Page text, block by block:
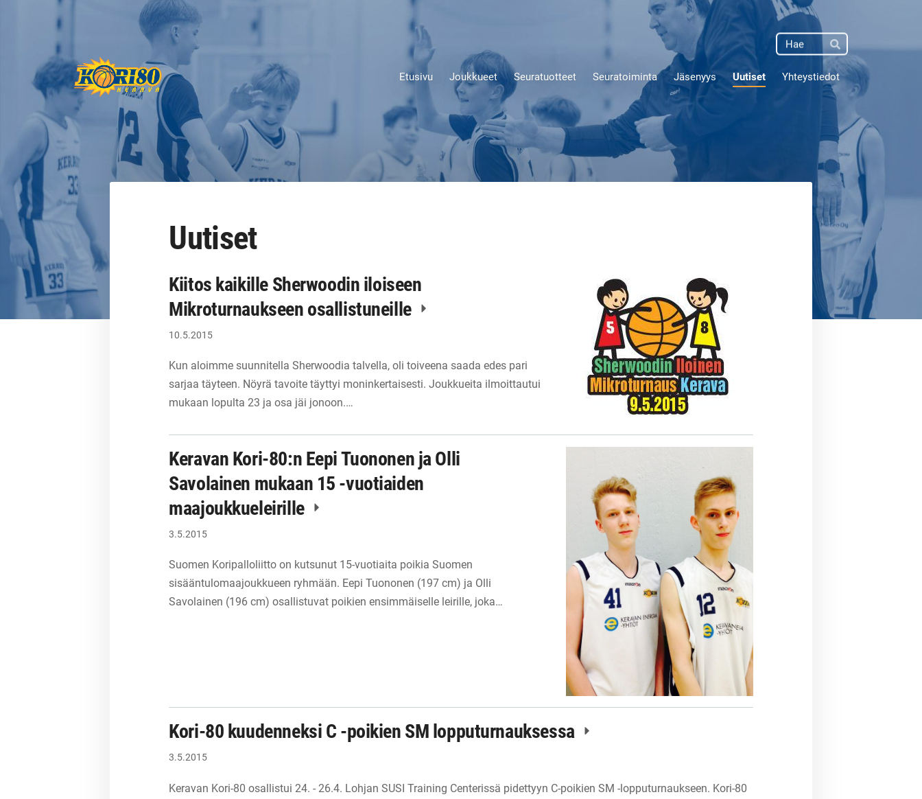
Haku
Hae
Keravan Kori-80 ry Etusivu Joukkueet Seuratuotteet Seuratoiminta Jäsenyys Uutiset Yhteystiedot
Uutiset
Kiitos kaikille Sherwoodin iloiseen
Mikroturnaukseen osallistuneille
10.5.2015
Kun aloimme suunnitella Sherwoodia talvella, oli toiveena saada edes pari
sarjaa täyteen. Nöyrä tavoite täyttyi moninkertaisesti. Joukkueita ilmoittautui
mukaan lopulta 23 ja osa jäi jonoon.…
Keravan Kori-80:n Eepi Tuononen ja Olli
Savolainen mukaan 15 -vuotiaiden
maajoukkueleirille
3.5.2015
Suomen Koripalloliitto on kutsunut 15-vuotiaita poikia Suomen
sisääntulomaajoukkueen ryhmään. Eepi Tuononen (197 cm) ja Olli
Savolainen (196 cm) osallistuvat poikien ensimmäiselle leirille, joka…
Kori-80 kuudenneksi C -poikien SM lopputurnauksessa
3.5.2015
Keravan Kori-80 osallistui 24. - 26.4. Lohjan SUSI Training Centerissä pidettyyn C-poikien SM -lopputurnaukseen. Kori-80